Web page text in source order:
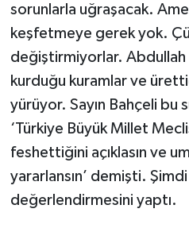
sorunlarla uğraşacak.
keşfetmeye gerek yok.
değiştirmiyorlar. Abdullah
kurduğu kuramlar ve
yürüyor. Sayın Bahçeli bu
‘Türkiye Büyük Millet
feshettiğini açıklasın ve
yararlansın’ demişti.
değerlendirmesini yaptı.